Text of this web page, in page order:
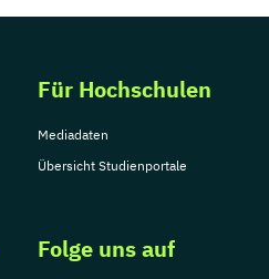
Für Hochschulen
Mediadaten
Übersicht Studienportale
Folge uns auf